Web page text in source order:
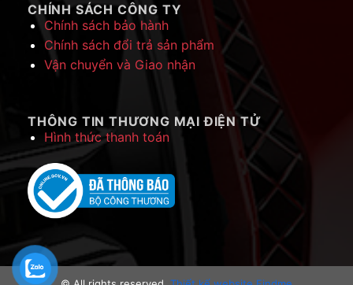
CHÍNH SÁCH CÔNG TY
Chính sách bảo hành
Chính sách đổi trả sản phẩm
Vận chuyển và Giao nhận
THÔNG TIN THƯƠNG MẠI ĐIỆN TỬ
Hình thức thanh toán